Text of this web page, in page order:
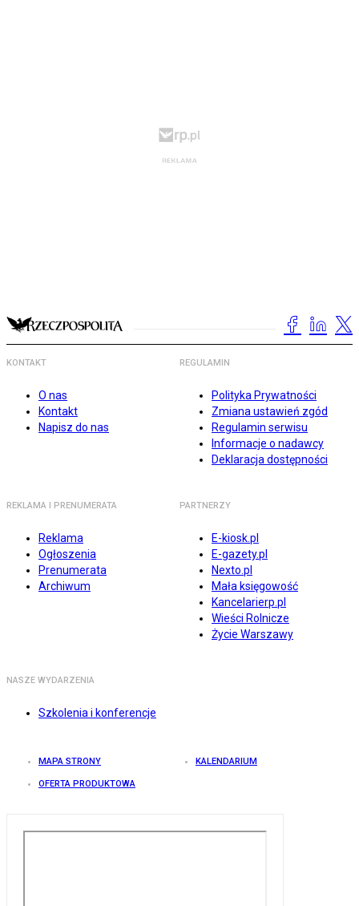
KONTAKT
O nas
Kontakt
Napisz do nas
REGULAMIN
Polityka Prywatności
Zmiana ustawień zgód
Regulamin serwisu
Informacje o nadawcy
Deklaracja dostępności
REKLAMA I PRENUMERATA
Reklama
Ogłoszenia
Prenumerata
Archiwum
PARTNERZY
E-kiosk.pl
E-gazety.pl
Nexto.pl
Mała księgowość
Kancelarierp.pl
Wieści Rolnicze
Życie Warszawy
NASZE WYDARZENIA
Szkolenia i konferencje
MAPA STRONY KALENDARIUM
OFERTA PRODUKTOWA